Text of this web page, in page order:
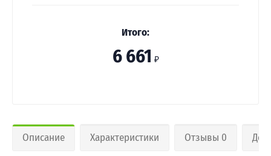
Итого:
6 661 ₽
Описание Характеристики Отзывы 0